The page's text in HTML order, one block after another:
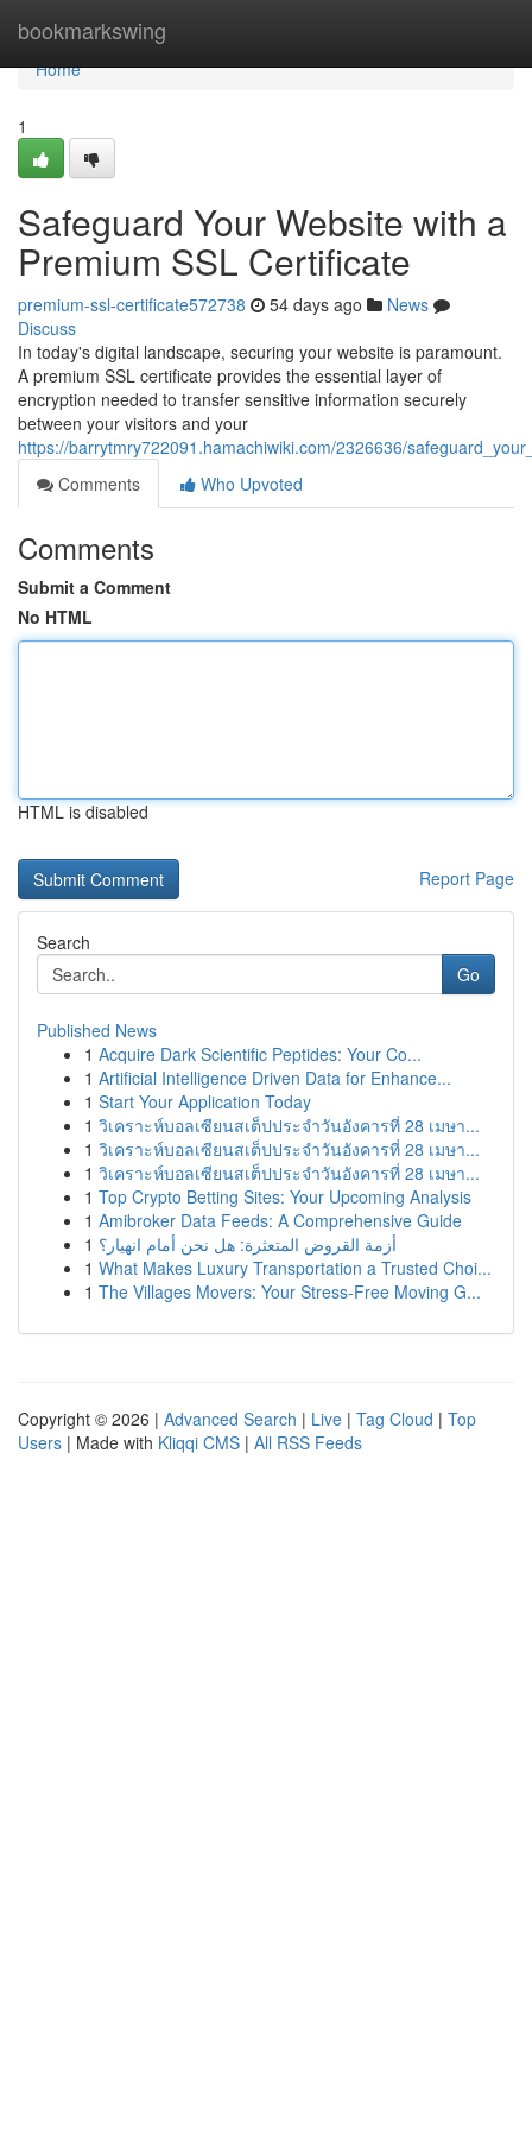
bookmarkswing
Home
Home
1
Safeguard Your Website with a
Premium SSL Certificate
premium-ssl-certificate572738 54 days ago
News
Discuss
In today's digital landscape, securing your website is paramount.
A premium SSL certificate provides the essential layer of
encryption needed to transfer sensitive information securely
between your visitors and your
https://barrytmry722091.hamachiwiki.com/2326636/
Comments
Who Upvoted
Comments
Submit a Comment
No HTML
HTML is disabled
Report Page
Search
Go
Published News
1 Acquire Dark Scientific Peptides: Your Co...
1 Artificial Intelligence Driven Data for Enhance...
1 Start Your Application Today
1 วิเคราะห์บอลเซียนสเต็ปประจำวันอังคารที่ 28 เมษา...
1 วิเคราะห์บอลเซียนสเต็ปประจำวันอังคารที่ 28 เมษา...
1 วิเคราะห์บอลเซียนสเต็ปประจำวันอังคารที่ 28 เมษา...
1 Top Crypto Betting Sites: Your Upcoming Analysis
1 Amibroker Data Feeds: A Comprehensive Guide
1 أزمة القروض المتعثرة: هل نحن أمام انهيار؟
1 What Makes Luxury Transportation a Trusted Choi...
1 The Villages Movers: Your Stress-Free Moving G...
Copyright © 2026 | Advanced Search | Live | Tag Cloud | Top
Users | Made with Kliqqi CMS | All RSS Feeds